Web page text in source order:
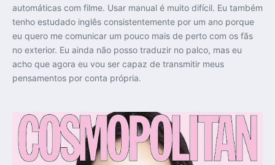
automáticas com filme. Usar manual é muito difícil. Eu também
tenho estudado inglês consistentemente por um ano porque
eu quero me comunicar um pouco mais de perto com os fãs
no exterior. Eu ainda não posso traduzir no palco, mas eu
acho que agora eu vou ser capaz de transmitir meus
pensamentos por conta própria.